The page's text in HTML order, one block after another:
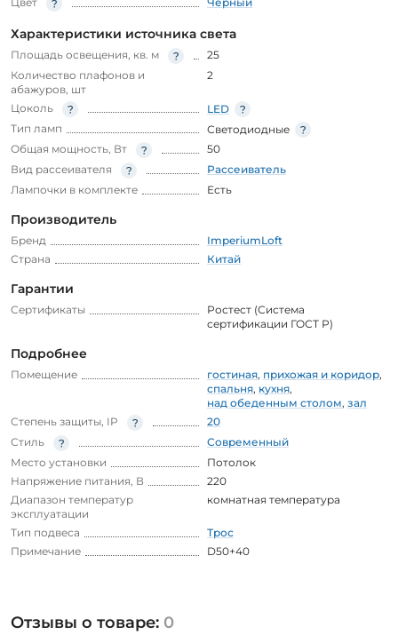
Характеристики источника света
Площадь освещения, кв. м
25
Количество плафонов и
абажуров, шт
2
Цоколь
LED
Тип ламп
Светодиодные
Общая мощность, Вт
50
Вид рассеивателя
Рассеиватель
Лампочки в комплекте
Есть
Производитель
Бренд
ImperiumLoft
Страна
Китай
Гарантии
Сертификаты
Ростест (Система
сертификации ГОСТ Р)
Подробнее
Помещение гостиная, прихожая и коридор,
спальня, кухня,
над обеденным столом, зал
Степень защиты, IP
20
Стиль
Современный
Место установки
Потолок
Напряжение питания, В
220
Диапазон температур
эксплуатации
комнатная температура
Тип подвеса
Трос
Примечание
D50+40
Отзывы о товаре: 0